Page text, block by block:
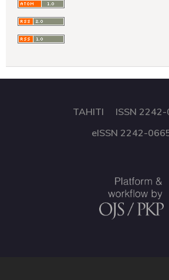
TAHITI ISSN 2242-
eISSN 2242-